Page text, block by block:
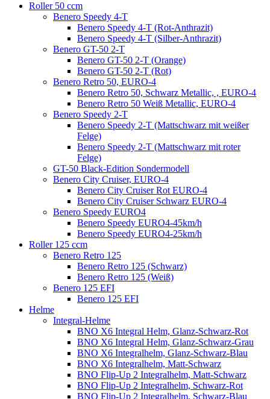
Roller 50 ccm
Benero Speedy 4-T
Benero Speedy 4-T (Rot-Anthrazit)
Benero Speedy 4-T (Silber-Anthrazit)
Benero GT-50 2-T
Benero GT-50 2-T (Orange)
Benero GT-50 2-T (Rot)
Benero Retro 50, EURO-4
Benero Retro 50, Schwarz Metallic, , EURO-4
Benero Retro 50 Weiß Metallic, EURO-4
Benero Speedy 2-T
Benero Speedy 2-T (Mattschwarz mit weißer
Felge)
Benero Speedy 2-T (Mattschwarz mit roter
Felge)
GT-50 Black-Edition Sondermodell
Benero City Cruiser, EURO-4
Benero City Cruiser Rot EURO-4
Benero City Cruiser Schwarz EURO-4
Benero Speedy EURO4
Benero Speedy EURO4-45km/h
Benero Speedy EURO4-25km/h
Roller 125 ccm
Benero Retro 125
Benero Retro 125 (Schwarz)
Benero Retro 125 (Weiß)
Benero 125 EFI
Benero 125 EFI
Helme
Integral-Helme
BNO X6 Integral Helm, Glanz-Schwarz-Rot
BNO X6 Integral Helm, Glanz-Schwarz-Grau
BNO X6 Integralhelm, Glanz-Schwarz-Blau
BNO X6 Integralhelm, Matt-Schwarz
BNO Flip-Up 2 Integralhelm, Matt-Schwarz
BNO Flip-Up 2 Integralhelm, Schwarz-Rot
BNO Flip-Up 2 Integralhelm, Schwarz-Blau